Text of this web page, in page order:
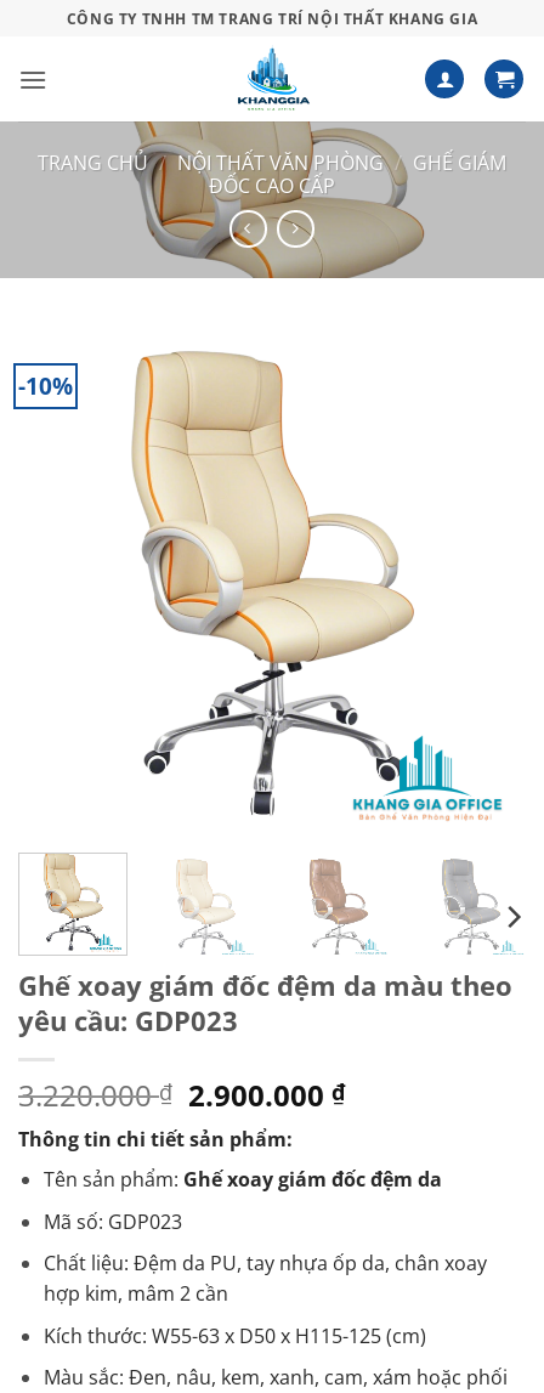
nội
CÔNG TY TNHH TM TRANG TRÍ NỘI THẤT KHANG GIA
TRANG CHỦ / NỘI THẤT VĂN PHÒNG / GHẾ GIÁM
ĐỐC CAO CẤP
-10%
Ghế xoay giám đốc đệm da màu theo
yêu cầu: GDP023
3.220.000₫ Giá
gốc
là:
3.220.000 ₫.
2.900.000₫Giá
là:
Thông tin chi tiết sản phẩm:
Tên sản phẩm: Ghế xoay giám đốc đệm da
Mã số: GDP023
Chất liệu: Đệm da PU, tay nhựa ốp da, chân xoay
hợp kim, mâm 2 cần
Kích thước: W55-63 x D50 x H115-125 (cm)
Màu sắc: Đen, nâu, kem, xanh, cam, xám hoặc phối